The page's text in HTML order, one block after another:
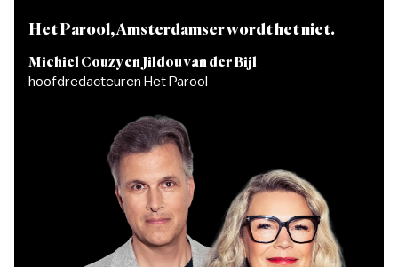
Het Parool, Amsterdamser wordt het niet.
Michiel Couzy en Jildou van der Bijl
hoofdredacteuren Het Parool